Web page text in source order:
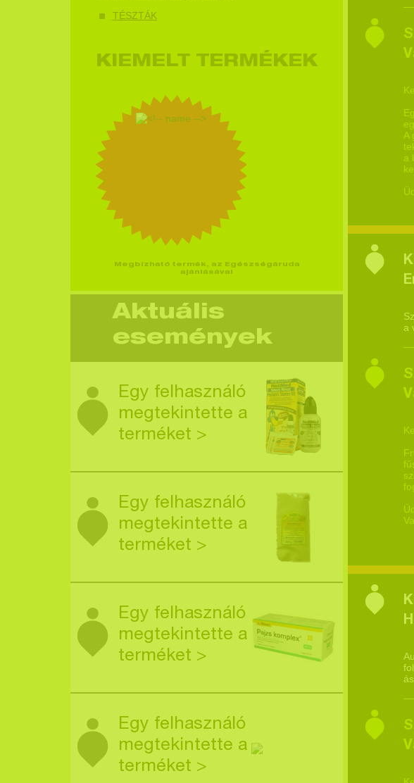
TÉSZTÁK
KIEMELT TERMÉKEK
Megbízható termék, az Egészségáruda
ajánlásával
Aktuális
események
Egy felhasználó
megtekintette a
terméket >
Egy felhasználó
megtekintette a
terméket >
Egy felhasználó
megtekintette a
terméket >
Egy felhasználó
megtekintette a
terméket >
A
a
a